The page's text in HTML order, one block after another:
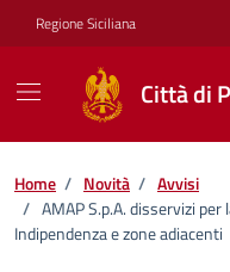
Vai ai contenuti
Vai al footer
Regione Siciliana
Città di
Home / Novità / Avvisi
/ AMAP S.p.A. disservizi
Indipendenza e zone adiacenti